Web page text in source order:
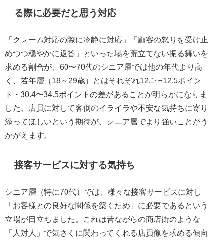
る際に必要だと思う対応
「クレーム対応の際に冷静に対応」「顧客の怒りを受け止
めつつ穏やかに返答」といった場を荒立てない振る舞いを
求める割合が、60〜70代のシニア層では他の年代より高
く、若年層（18～29歳）とはそれぞれ12.1〜12.5ポイン
ト・30.4〜34.5ポイントの差があることが明らかになりま
した。店員に対して客側のイライラや不安な気持ちに寄り
添ってほしいという期待が、シニア層でより強いことがう
かがえます。
接客サービスに対する気持ち
シニア層（特に70代）では、様々な接客サービスに対し
「お客様との良好な関係を築くため」に必要であるという
立場が目立ちました。これは昔ながらの商店街のような
「人対人」で気さくに関わってくれる店員像を求める傾向